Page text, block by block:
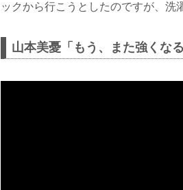
ックから行こうとしたのですが、洗
山本美憂「もう、また強くな